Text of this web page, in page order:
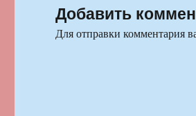
Добавить
Для отправки комментария